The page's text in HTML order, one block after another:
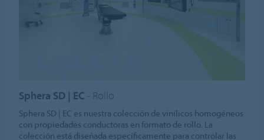
Sphera SD | EC - Rollo
Sphera SD | EC es nuestra colección de vinílicos homogéneos
con propiedades conductoras en formato de rollo. La
colección está diseñada específicamente para controlar las